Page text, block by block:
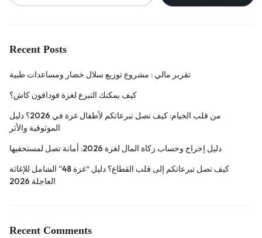
Recent Posts
تقرير مالي : مشروع توزيع سلال خضار ومساعدات طبية
كيف يمكنك التبرع لغزة فودافون كاش؟
من قلب الخيام: كيف تصل تبرعاتكم لأطفال غزة في 2026؟ دليل
الموثوقية والأثر
دليل إخراج وحساب زكاة المال لغزة 2026: أمانة تصل لمستحقيها
كيف تصل تبرعاتكم إلى قلب القطاع؟ دليل “غزة 48” الشامل للإغاثة
العاجلة 2026
Recent Comments